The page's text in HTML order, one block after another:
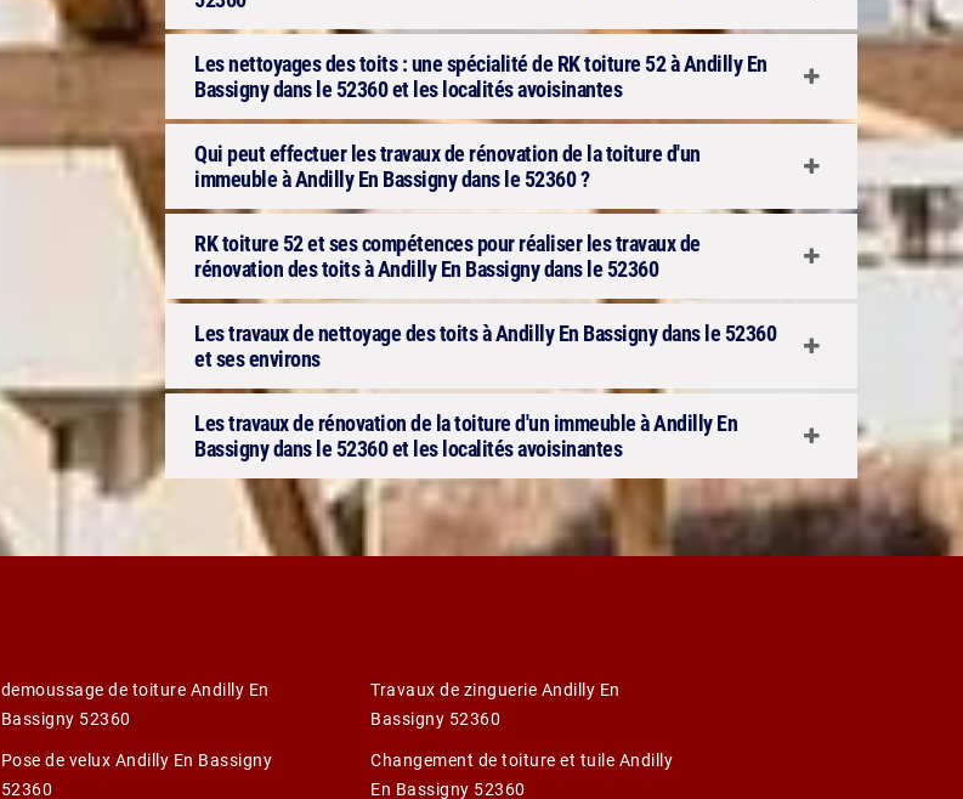
Les nettoyages des toits : une spécialité de RK toiture 52 à Andilly En
Bassigny dans le 52360 et les localités avoisinantes
Qui peut effectuer les travaux de rénovation de la toiture d'un
immeuble à Andilly En Bassigny dans le 52360 ?
RK toiture 52 et ses compétences pour réaliser les travaux de
rénovation des toits à Andilly En Bassigny dans le 52360
Les travaux de nettoyage des toits à Andilly En Bassigny dans le 52360
et ses environs
Les travaux de rénovation de la toiture d'un immeuble à Andilly En
Bassigny dans le 52360 et les localités avoisinantes
demoussage de toiture Andilly En
Bassigny 52360
Pose de velux Andilly En Bassigny
52360
Travaux de zinguerie Andilly En
Bassigny 52360
Changement de toiture et tuile Andilly
En Bassigny 52360